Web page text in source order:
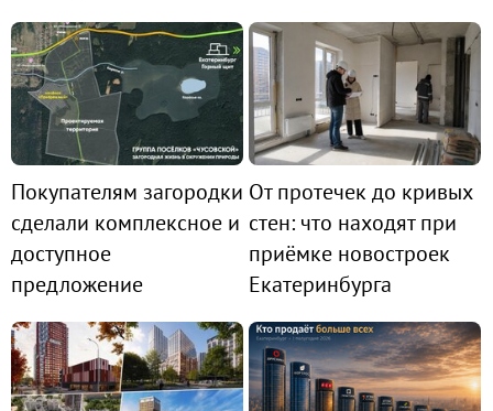
Покупателям загородки
сделали комплексное и
доступное
предложение
От протечек до кривых
стен: что находят при
приёмке новостроек
Екатеринбурга